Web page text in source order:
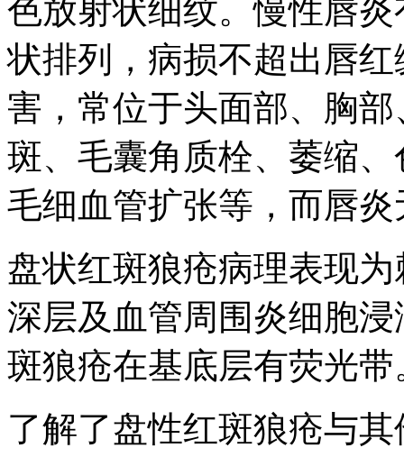
色放射状细纹。慢性唇
状排列，病损不超出唇
害，常位于头面部、胸
斑、毛囊角质栓、萎缩
毛细血管扩张等，而唇
盘状红斑狼疮病理表现
深层及血管周围炎细胞
斑狼疮在基底层有荧光带
了解了盘性红斑狼疮与